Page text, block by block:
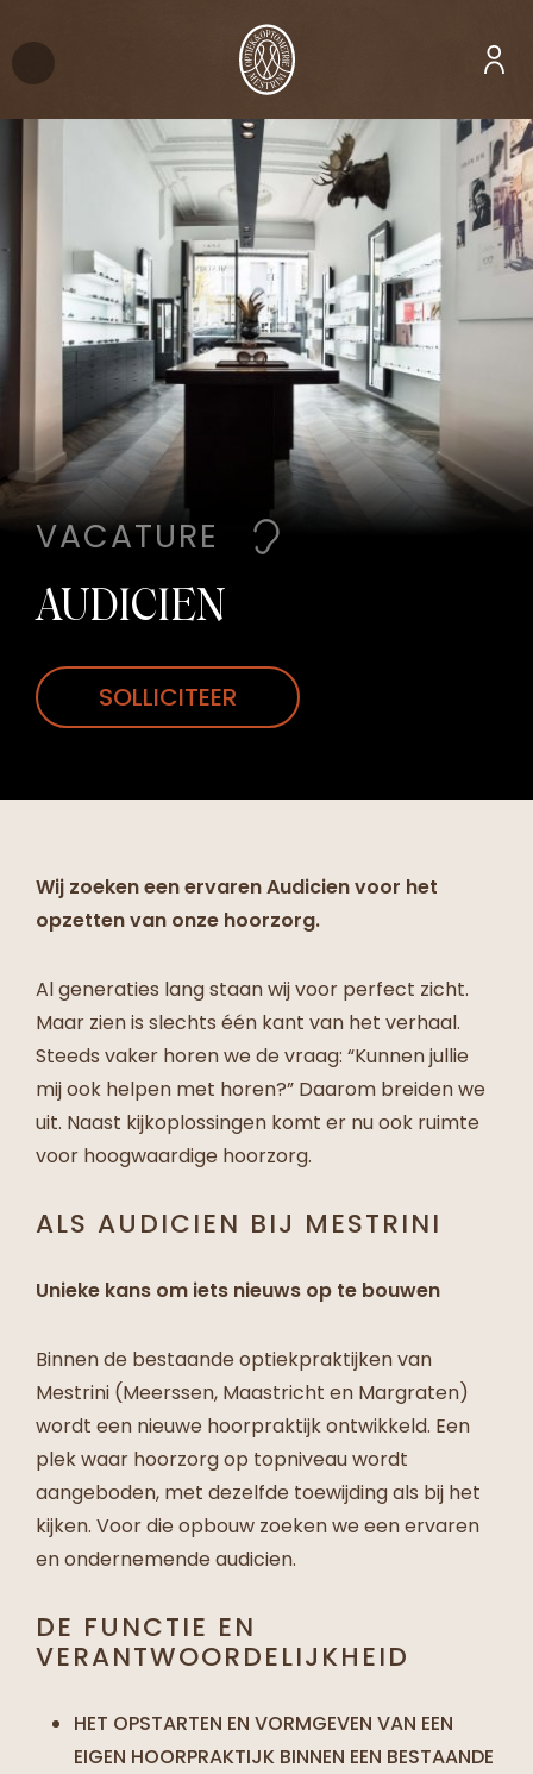
VACATURE
AUDICIEN
SOLLICITEER
Wij zoeken een ervaren Audicien voor het
opzetten van onze hoorzorg.
Al generaties lang staan wij voor perfect zicht.
Maar zien is slechts één kant van het verhaal.
Steeds vaker horen we de vraag: “Kunnen jullie
mij ook helpen met horen?” Daarom breiden we
uit. Naast kijkoplossingen komt er nu ook ruimte
voor hoogwaardige hoorzorg.
ALS AUDICIEN BIJ MESTRINI
Unieke kans om iets nieuws op te bouwen
Binnen de bestaande optiekpraktijken van
Mestrini (Meerssen, Maastricht en Margraten)
wordt een nieuwe hoorpraktijk ontwikkeld. Een
plek waar hoorzorg op topniveau wordt
aangeboden, met dezelfde toewijding als bij het
kijken. Voor die opbouw zoeken we een ervaren
en ondernemende audicien.
DE FUNCTIE EN
VERANTWOORDELIJKHEID
HET OPSTARTEN EN VORMGEVEN VAN EEN
EIGEN HOORPRAKTIJK BINNEN EEN BESTAANDE